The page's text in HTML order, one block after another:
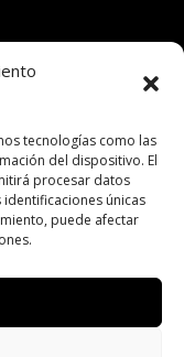
tecnologías como las
del dispositivo. El
procesar datos
únicas
puede afectar